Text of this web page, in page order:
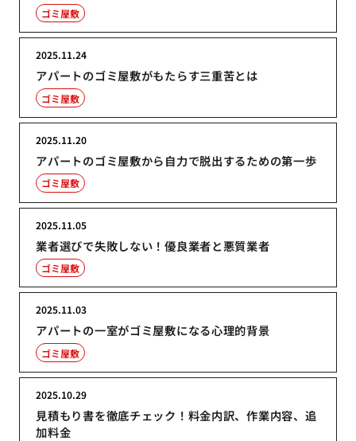
ゴミ屋敷
アパートのゴミ屋敷がもたらす三重苦とは
2025.11.24
ゴミ屋敷
アパートのゴミ屋敷から自力で脱出するための第一歩
2025.11.20
ゴミ屋敷
業者選びで失敗しない！優良業者と悪質業者
2025.11.05
ゴミ屋敷
アパートの一室がゴミ屋敷になる心理的背景
2025.11.03
ゴミ屋敷
見積もり書を徹底チェック！料金内訳、作業内容、追
加料金
2025.10.29